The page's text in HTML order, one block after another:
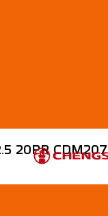
20PR CDM207